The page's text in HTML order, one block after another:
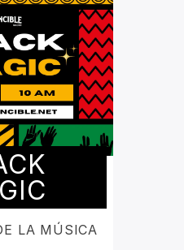
LA MÚSICA